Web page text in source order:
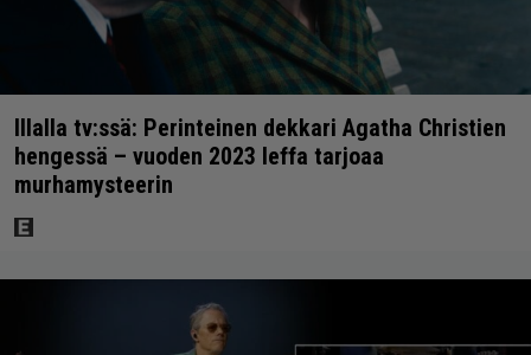
Illalla tv:ssä: Perinteinen dekkari Agatha Christien
hengessä – vuoden 2023 leffa tarjoaa
murhamysteerin